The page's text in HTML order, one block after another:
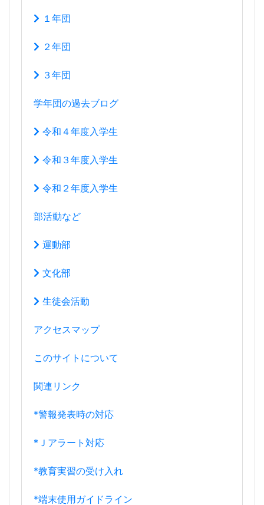
教育研究部より
学年団より
１年団
２年団
３年団
学年団の過去ブログ
令和４年度入学生
令和３年度入学生
令和２年度入学生
部活動など
運動部
文化部
生徒会活動
アクセスマップ
このサイトについて
関連リンク
*警報発表時の対応
*Ｊアラート対応